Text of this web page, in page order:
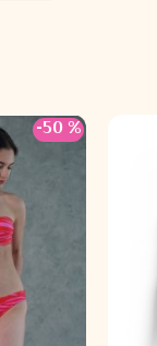
-50 %